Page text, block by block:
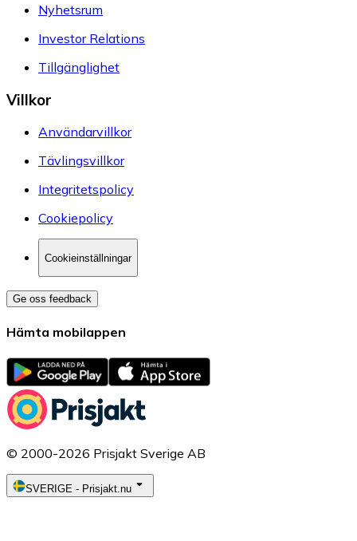
Nyhetsrum
Investor Relations
Tillgänglighet
Villkor
Användarvillkor
Tävlingsvillkor
Integritetspolicy
Cookiepolicy
Cookieinställningar
Ge oss feedback
Hämta mobilappen
© 2000-2026 Prisjakt Sverige AB
SVERIGE - Prisjakt.nu